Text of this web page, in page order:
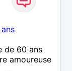
de 60 ans
amoureuse